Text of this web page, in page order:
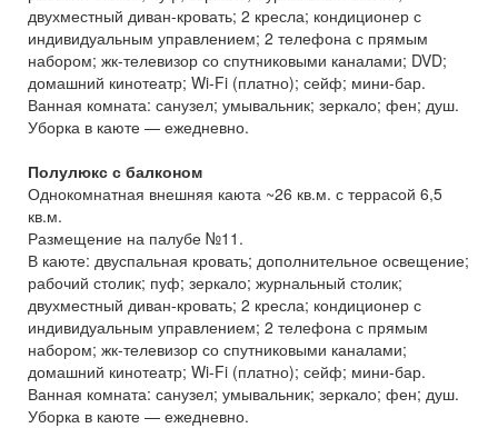
двухместный диван-кровать; 2 кресла; кондиционер с
индивидуальным управлением; 2 телефона с прямым
набором; жк-телевизор со спутниковыми каналами; DVD;
домашний кинотеатр; Wi-Fi (платно); сейф; мини-бар.
Ванная комната: санузел; умывальник; зеркало; фен; душ.
Уборка в каюте — ежедневно.
Полулюкс с балконом
Однокомнатная внешняя каюта ~26 кв.м. с террасой 6,5
кв.м.
Размещение на палубе №11.
В каюте: двуспальная кровать; дополнительное освещение;
рабочий столик; пуф; зеркало; журнальный столик;
двухместный диван-кровать; 2 кресла; кондиционер с
индивидуальным управлением; 2 телефона с прямым
набором; жк-телевизор со спутниковыми каналами;
домашний кинотеатр; Wi-Fi (платно); сейф; мини-бар.
Ванная комната: санузел; умывальник; зеркало; фен; душ.
Уборка в каюте — ежедневно.